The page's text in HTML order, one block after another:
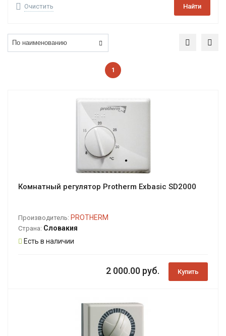
Очистить Найти
1
Комнатный регулятор Protherm Exbasic SD2000
Производитель: PROTHERM
Страна: Словакия
Есть в наличии
2 000.00 руб. Купить